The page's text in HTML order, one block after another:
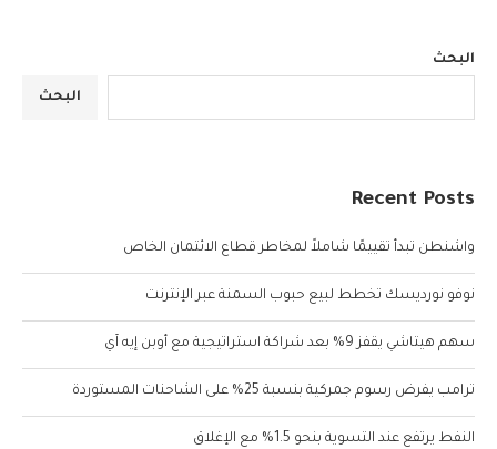
البحث
البحث
Recent Posts
واشنطن تبدأ تقييمًا شاملاً لمخاطر قطاع الائتمان الخاص
نوفو نورديسك تخطط لبيع حبوب السمنة عبر الإنترنت
سهم هيتاشي يقفز 9% بعد شراكة استراتيجية مع أوبن إيه آي
ترامب يفرض رسوم جمركية بنسبة 25% على الشاحنات المستوردة
النفط يرتفع عند التسوية بنحو 1.5% مع الإغلاق